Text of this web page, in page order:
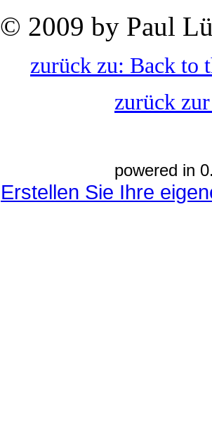
© 2009 by Paul
zurück zu: Back to
zurück
powered in
Erstellen Sie Ihre